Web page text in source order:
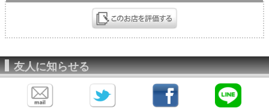
友人に知らせる